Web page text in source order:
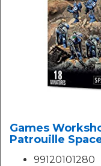
Games
Patrouille
99120101280